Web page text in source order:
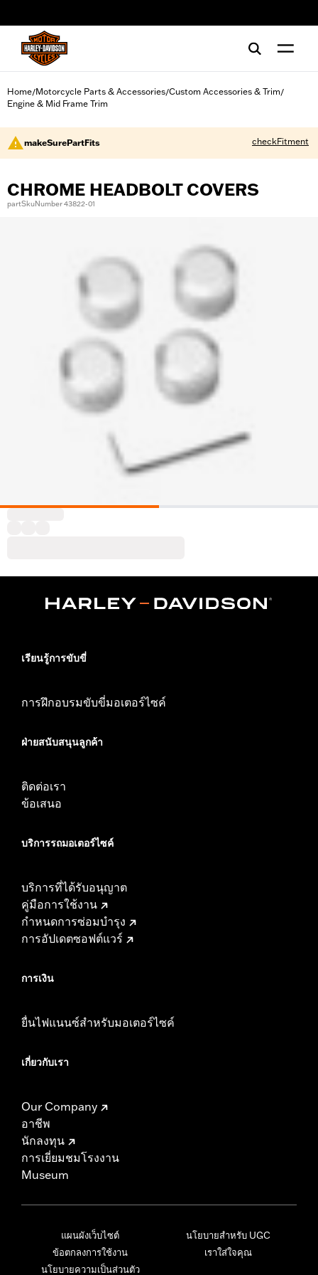
Home/Motorcycle Parts & Accessories/Custom Accessories & Trim/
Engine & Mid Frame Trim
makeSurePartFits checkFitment
CHROME HEADBOLT COVERS
partSkuNumber 43822-01
เรียนรู้การขับขี่
การฝึกอบรมขับขี่มอเตอร์ไซค์
ฝ่ายสนับสนุนลูกค้า
ติดต่อเรา
ข้อเสนอ
บริการรถมอเตอร์ไซค์​
บริการที่ได้รับอนุญาต
คู่มือการใช้งาน
กำหนดการซ่อมบำรุง
การอัปเดตซอฟต์แวร์
การเงิน
ยื่นไฟแนนซ์สำหรับมอเตอร์ไซค์
เกี่ยวกับเรา
Our Company
อาชีพ
นักลงทุน
การเยี่ยมชมโรงงาน
Museum
แผนผังเว็บไซต์
ข้อตกลงการใช้งาน
นโยบายความเป็นส่วนตัว
นโยบายสำหรับ UGC
เราใส่ใจคุณ